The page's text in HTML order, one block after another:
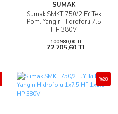
SUMAK
Sumak SMKT 750/2 EY Tek
Pom. Yangın Hidroforu 7.5
HP 380V
100.980,00 TL
72.705,60 TL
%28